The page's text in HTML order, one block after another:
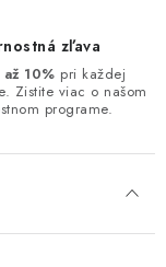
zľava
až 10% pri každej
Zistite viac o našom
programe.